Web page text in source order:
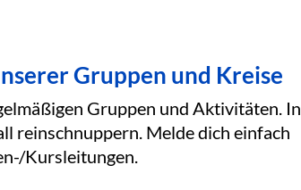
Gruppen und Kreise
Gruppen und Aktivitäten. In
reinschnuppern. Melde dich einfach
Kursleitungen.